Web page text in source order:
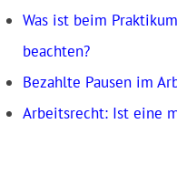
Was ist beim
beachten?
Bezahlte Pausen im
Arbeitsrecht: Ist eine